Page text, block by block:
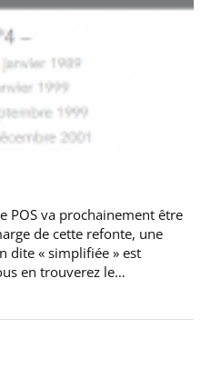
POS va prochainement être
de cette refonte, une
dite « simplifiée » est
en trouverez le…